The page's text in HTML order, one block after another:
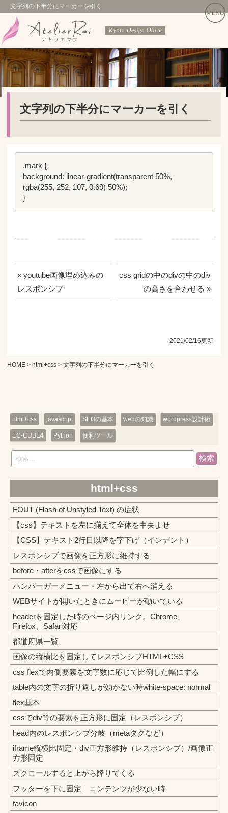
文字列の下半分にマーカーを引く
文字列の下半分にマーカーを引く
.mark {
background: linear-gradient(transparent 50%,
rgba(255, 252, 107, 0.69) 50%);
}
« youtube画像埋め込みの
レスポンシブ
css gridの中のdivの中のdiv
の高さを合わせる »
2021/02/16更新
HOME > html+css > 文字列の下半分にマーカーを引く
html+css javascript SEOの基本 webの知識 wordpress設計術
EC-CUBE4 Python 便利ツール
検索
html+css
FOUT (Flash of Unstyled Text) の症状
【css】テキストを左に揃えて全体を中央よせ
【CSS】テキスト2行目以降を字下げ（インデント）
レスポンシブで画像を正方形に維持する
before・afterをcssで画像にする
ハンバーガーメニュー・左から出て右へ消える
WEBサイトが開いたときにムービーが動いている
headerを固定した時のページ内リンク。Chrome、
Firefox、Safari対応
都道府県一覧
画像の縦横比を固定してレスポンシブHTML+CSS
css flexで内側要素を文字数に応じて比例した幅にする
table内の文字の折り返しが効かない時white-space: normal
flex基本
cssでdiv等の要素を正方形に固定（レスポンシブ）
head内のレスポンシブ分岐（metaタグなど）
iframe縦横比固定・div正方形維持（レスポンシブ）/画像正
方形固定
スクロールすると上から降りてくる
フッターを下に固定｜コンテンツが少ない時
favicon